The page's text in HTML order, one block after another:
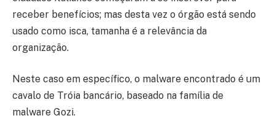
receber benefícios; mas desta vez o órgão está sendo
usado como isca, tamanha é a relevância da
organização.
Neste caso em específico, o malware encontrado é um
cavalo de Tróia bancário, baseado na família de
malware Gozi.